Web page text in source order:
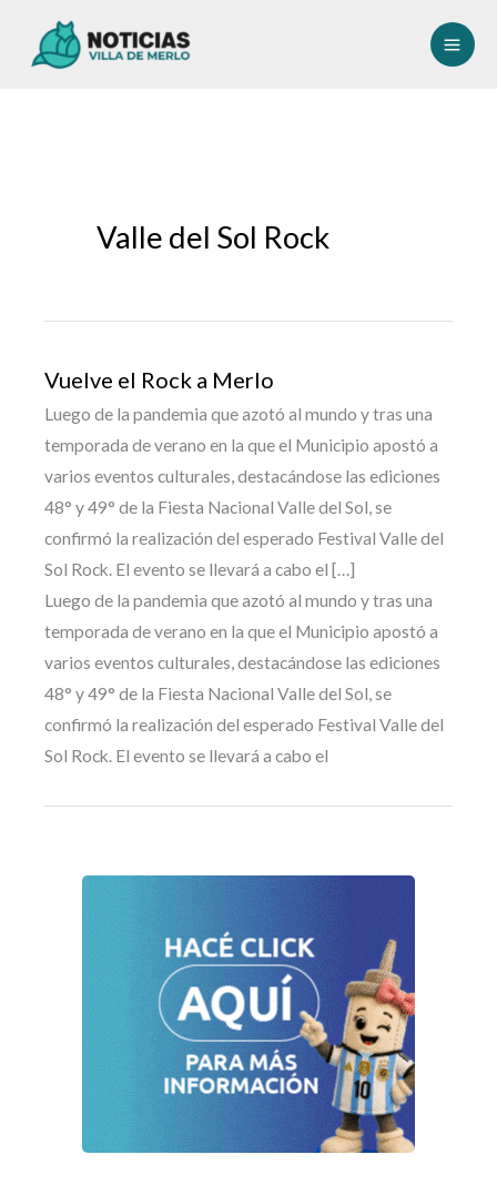
Valle del Sol Rock
Vuelve el Rock a Merlo
Luego de la pandemia que azotó al mundo y tras una
temporada de verano en la que el Municipio apostó a
varios eventos culturales, destacándose las ediciones
48° y 49° de la Fiesta Nacional Valle del Sol, se
confirmó la realización del esperado Festival Valle del
Sol Rock. El evento se llevará a cabo el […]
Luego de la pandemia que azotó al mundo y tras una
temporada de verano en la que el Municipio apostó a
varios eventos culturales, destacándose las ediciones
48° y 49° de la Fiesta Nacional Valle del Sol, se
confirmó la realización del esperado Festival Valle del
Sol Rock. El evento se llevará a cabo el